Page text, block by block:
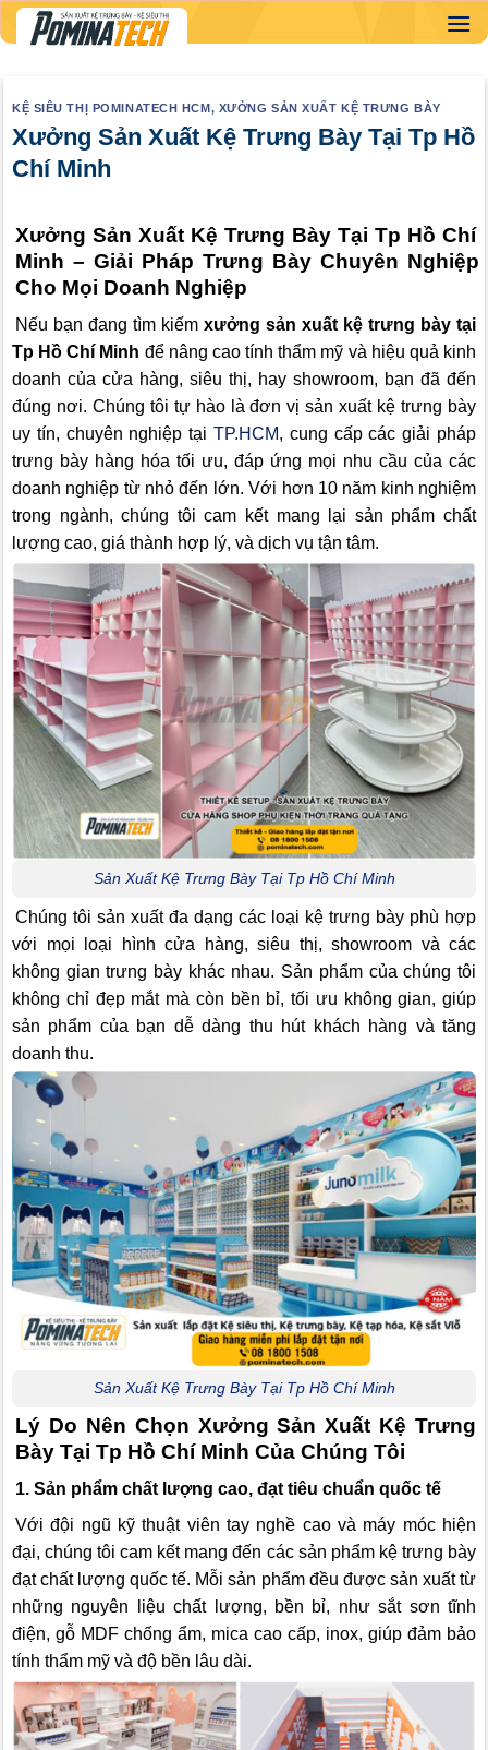
Skip
to
KỆ SIÊU THỊ POMINATECH HCM, XƯỞNG SẢN XUẤT KỆ TRƯNG BÀY
Xưởng Sản Xuất Kệ Trưng Bày Tại Tp Hồ
Chí Minh
Xưởng Sản Xuất Kệ Trưng Bày Tại Tp Hồ Chí
Minh – Giải Pháp Trưng Bày Chuyên Nghiệp
Cho Mọi Doanh Nghiệp
Nếu bạn đang tìm kiếm xưởng sản xuất kệ trưng bày tại
Tp Hồ Chí Minh để nâng cao tính thẩm mỹ và hiệu quả kinh
doanh của cửa hàng, siêu thị, hay showroom, bạn đã đến
đúng nơi. Chúng tôi tự hào là đơn vị sản xuất kệ trưng bày
uy tín, chuyên nghiệp tại TP.HCM, cung cấp các giải pháp
trưng bày hàng hóa tối ưu, đáp ứng mọi nhu cầu của các
doanh nghiệp từ nhỏ đến lớn. Với hơn 10 năm kinh nghiệm
trong ngành, chúng tôi cam kết mang lại sản phẩm chất
lượng cao, giá thành hợp lý, và dịch vụ tận tâm.
Sản Xuất Kệ Trưng Bày Tại Tp Hồ Chí Minh
Chúng tôi sản xuất đa dạng các loại kệ trưng bày phù hợp
với mọi loại hình cửa hàng, siêu thị, showroom và các
không gian trưng bày khác nhau. Sản phẩm của chúng tôi
không chỉ đẹp mắt mà còn bền bỉ, tối ưu không gian, giúp
sản phẩm của bạn dễ dàng thu hút khách hàng và tăng
doanh thu.
Sản Xuất Kệ Trưng Bày Tại Tp Hồ Chí Minh
Lý Do Nên Chọn Xưởng Sản Xuất Kệ Trưng
Bày Tại Tp Hồ Chí Minh Của Chúng Tôi
1. Sản phẩm chất lượng cao, đạt tiêu chuẩn quốc tế
Với đội ngũ kỹ thuật viên tay nghề cao và máy móc hiện
đại, chúng tôi cam kết mang đến các sản phẩm kệ trưng bày
đạt chất lượng quốc tế. Mỗi sản phẩm đều được sản xuất từ
những nguyên liệu chất lượng, bền bỉ, như sắt sơn tĩnh
điện, gỗ MDF chống ẩm, mica cao cấp, inox, giúp đảm bảo
tính thẩm mỹ và độ bền lâu dài.